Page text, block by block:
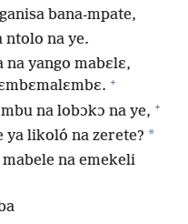
bana-mpate,
ntolo na ye.
na yango mabɛlɛ,
+
na lobɔkɔ na ye, +
ya likoló na zerete? *
na emekeli